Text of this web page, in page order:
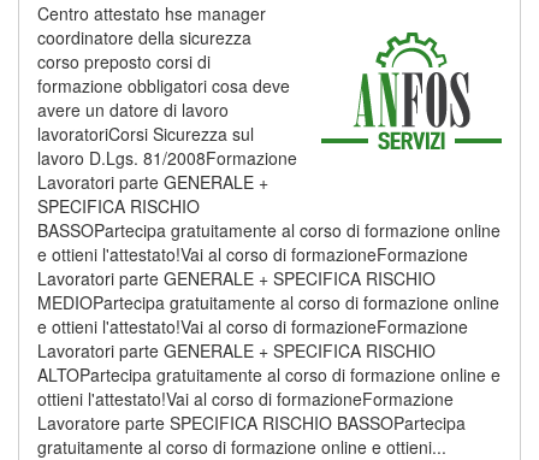
Centro attestato hse manager
coordinatore della sicurezza
corso preposto corsi di
formazione obbligatori cosa deve
avere un datore di lavoro
lavoratoriCorsi Sicurezza sul
lavoro D.Lgs. 81/2008Formazione
Lavoratori parte GENERALE +
SPECIFICA RISCHIO
BASSOPartecipa gratuitamente al corso di formazione online
e ottieni l'attestato!Vai al corso di formazioneFormazione
Lavoratori parte GENERALE + SPECIFICA RISCHIO
MEDIOPartecipa gratuitamente al corso di formazione online
e ottieni l'attestato!Vai al corso di formazioneFormazione
Lavoratori parte GENERALE + SPECIFICA RISCHIO
ALTOPartecipa gratuitamente al corso di formazione online e
ottieni l'attestato!Vai al corso di formazioneFormazione
Lavoratore parte SPECIFICA RISCHIO BASSOPartecipa
gratuitamente al corso di formazione online e ottieni...